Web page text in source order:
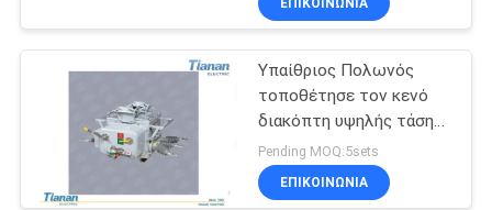
ΠΕΡΊΠΟΥ
ΕΜΕΊΣ
ΓΎΡΟΣ
ΕΡΓΟΣΤΑΣΊΩΝ
-12 Διακόπτης
ΕΠΙΚΟΙΝΩΝΊΑ
Υπαίθριος Πολωνός
τοποθέτησε τον κενό
διακόπτη υψηλής τάσης
τριφασικό
Pending MOQ:5sets
ΕΠΙΚΟΙΝΩΝΊΑ